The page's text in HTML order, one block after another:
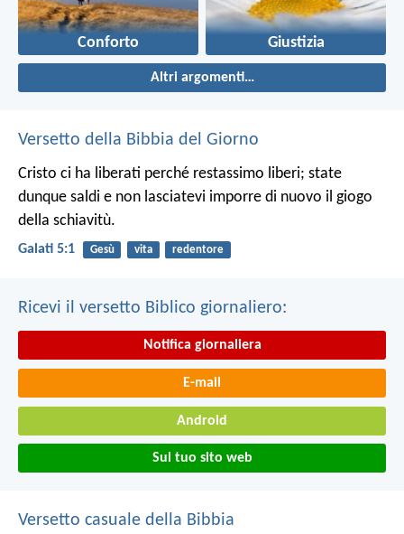
Conforto Giustizia
Altri argomenti…
Versetto della Bibbia del Giorno
Cristo ci ha liberati perché restassimo liberi; state
dunque saldi e non lasciatevi imporre di nuovo il giogo
della schiavitù.
Galati 5:1 Gesù vita redentore
Ricevi il versetto Biblico giornaliero:
Notifica giornaliera
E-mail
Android
Sul tuo sito web
Versetto casuale della Bibbia